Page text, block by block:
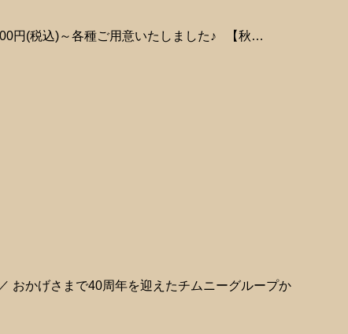
円(税込)～各種ご用意いたしました♪ 【秋…
おかげさまで40周年を迎えたチムニーグループか